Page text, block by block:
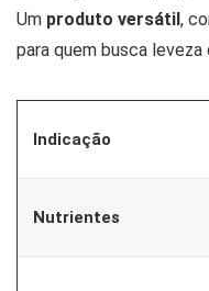
Um produto versátil,
para quem busca
Indicação
Nutrientes